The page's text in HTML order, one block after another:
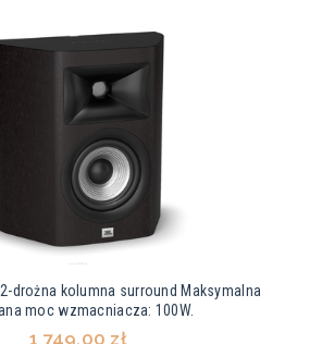
2-drożna kolumna surround Maksymalna
moc wzmacniacza: 100W.
1 749,00 zł